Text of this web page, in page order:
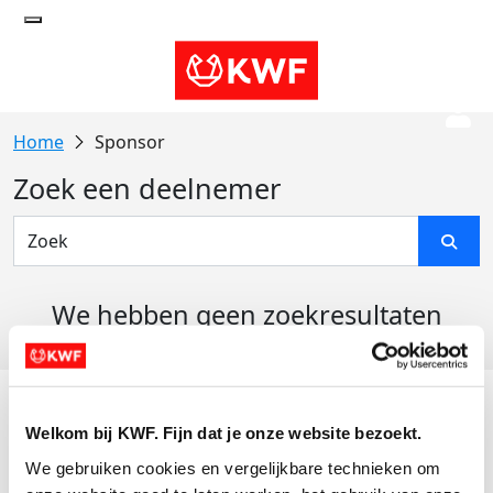
Welkom bij KWF. Fijn dat je onze website bezoekt.
We gebruiken cookies en vergelijkbare technieken om
Sponsor
Zoek een deelnemer
We hebben geen zoekresultaten
Actiematerialen
Evenementen